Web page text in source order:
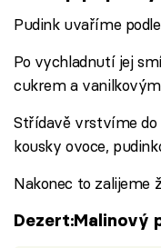
Pudink uvaříme
Po vychladnutí jej
cukrem a
Střídavě vrstvíme do
kousky ovoce,
Nakonec to zalijeme
Dezert:Malinový